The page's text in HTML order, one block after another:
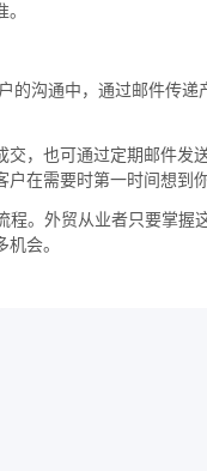
的沟通中，通过邮件传递
交，也可通过定期邮件发
在需要时第一时间想到你
程。外贸从业者只要掌握
会。